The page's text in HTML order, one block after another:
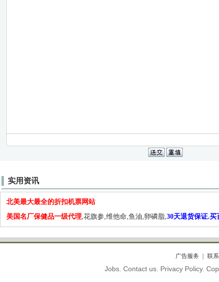
实用资讯
北美最大最全的折扣机票网站
美国名厂保健品一级代理,花旗参,维他命,鱼油,卵磷脂,30天退货保证.买
广告服务 联
Jobs. Contact us. Privacy Policy.